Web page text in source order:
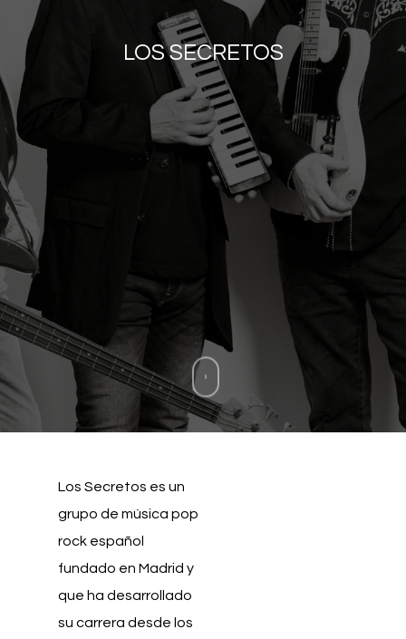
LOS SECRETOS
Los Secretos es un
grupo de música pop
rock español
fundado en Madrid y
que ha desarrollado
su carrera desde los